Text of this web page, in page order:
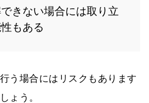
きない場合には取り立
もある
う場合にはリスクもあります
ょう。